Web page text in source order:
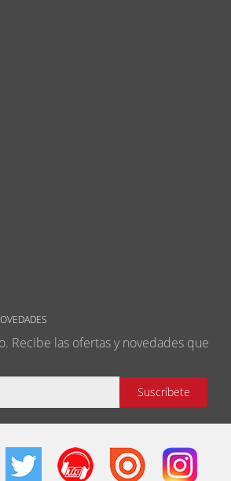
Recibe las ofertas y novedades que